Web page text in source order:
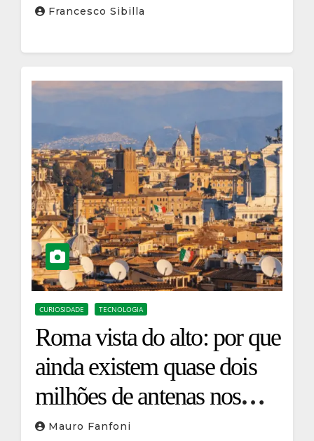
elétricas
Francesco Sibilla
CURIOSIDADE TECNOLOGIA
Roma vista do alto: por que
ainda existem quase dois
milhões de antenas nos
telhados da Cidade Eterna?
Mauro Fanfoni